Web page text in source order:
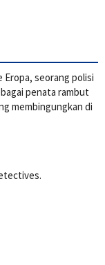
Eropa, seorang polisi
penata rambut
membingungkan di